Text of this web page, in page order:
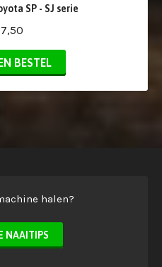
SP - SJ serie
BESTEL
halen?
NAAITIPS